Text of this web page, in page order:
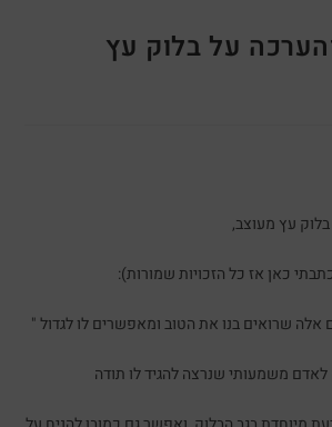
על בלוק עץ
עץ מעוצב,
כאן אז כל הזכויות שמורות):
שרואים בנו את הטוב ומאפשרים לו לגדול"
משמעותי שנרצה להגיד לו תודה